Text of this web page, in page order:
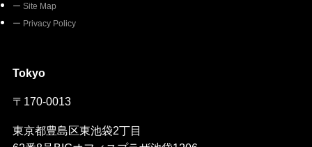
ー Site Map
ー Privacy Policy
Tokyo
〒 170-0013
東京都豊島区東池袋2丁目